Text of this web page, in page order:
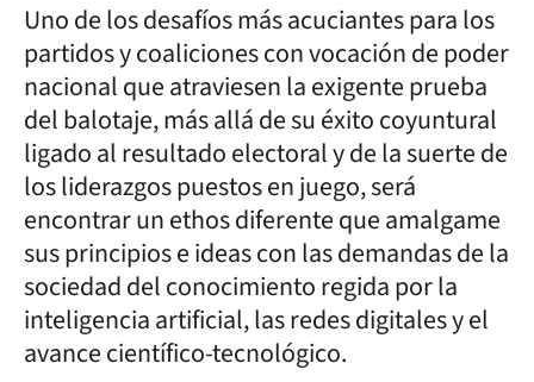
Uno de los desafíos más acuciantes para los
partidos y coaliciones con vocación de poder
nacional que atraviesen la exigente prueba
del balotaje, más allá de su éxito coyuntural
ligado al resultado electoral y de la suerte de
los liderazgos puestos en juego, será
encontrar un ethos diferente que amalgame
sus principios e ideas con las demandas de la
sociedad del conocimiento regida por la
inteligencia artificial, las redes digitales y el
avance científico-tecnológico.